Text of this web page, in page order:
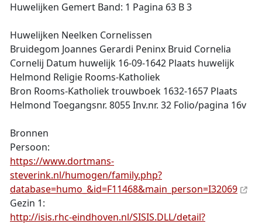
Huwelijken Gemert Band: 1 Pagina 63 B 3
Huwelijken Neelken Cornelissen
Bruidegom Joannes Gerardi Peninx Bruid Cornelia
Cornelij Datum huwelijk 16-09-1642 Plaats huwelijk
Helmond Religie Rooms-Katholiek
Bron Rooms-Katholiek trouwboek 1632-1657 Plaats
Helmond Toegangsnr. 8055 Inv.nr. 32 Folio/pagina 16v
Bronnen
Persoon:
https://www.dortmans-
steverink.nl/humogen/family.php?
database=humo_&id=F11468&main_person=I32069
Gezin 1:
http://isis.rhc-eindhoven.nl/SISIS.DLL/detail?